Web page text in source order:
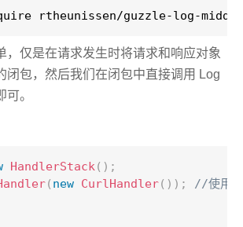
rtheunissen/guzzle-log-
，仅是在请求发生时将请求和响应对象
闭包，然后我们在闭包中直接调用 Log
。
HandlerStack ( ) ;
( new CurlHandler( ) ) ; //使用